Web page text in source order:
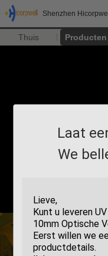
Shenzhen
Thuis Producten
Laat
We